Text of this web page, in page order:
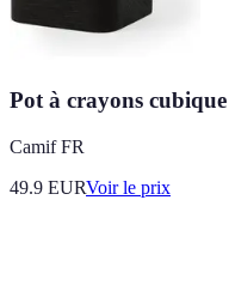
Pot à crayons cubique
Camif FR
49.9 EURVoir le prix